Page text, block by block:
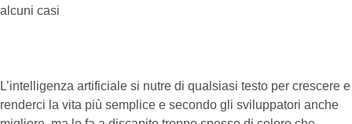
L’intelligenza artificiale si nutre di qualsiasi testo per crescere e
renderci la vita più semplice e secondo gli sviluppatori anche